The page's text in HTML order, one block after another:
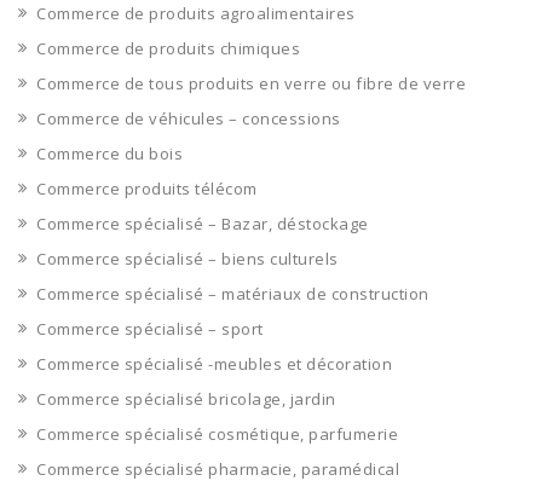
Commerce de produits agroalimentaires
Commerce de produits chimiques
Commerce de tous produits en verre ou fibre de verre
Commerce de véhicules – concessions
Commerce du bois
Commerce produits télécom
Commerce spécialisé – Bazar, déstockage
Commerce spécialisé – biens culturels
Commerce spécialisé – matériaux de construction
Commerce spécialisé – sport
Commerce spécialisé -meubles et décoration
Commerce spécialisé bricolage, jardin
Commerce spécialisé cosmétique, parfumerie
Commerce spécialisé pharmacie, paramédical